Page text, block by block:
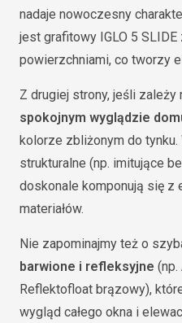
nadaje nowoczesny
jest grafitowy IGLO 5
powierzchniami, co tworzy
Z drugiej strony, jeśli zależy
spokojnym wyglądzie
kolorze zbliżonym do tynku.
strukturalne (np. imitujące
doskonale komponują się z
materiałów.
Nie zapominajmy też o
barwione i refleksyjne
Reflektofloat brązowy),
wygląd całego okna i